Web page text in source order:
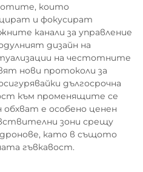
които
и фокусират
канали за управление
дизайн на
на честотните
нови протоколи за
дългосрочна
към променящите се
обхват е особено ценен
зони срещу
дронове, като в същото
гъвкавост.